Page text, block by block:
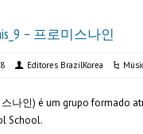
– 프로미스나인
Editores BrazilKorea
나인) é um grupo formado
School.